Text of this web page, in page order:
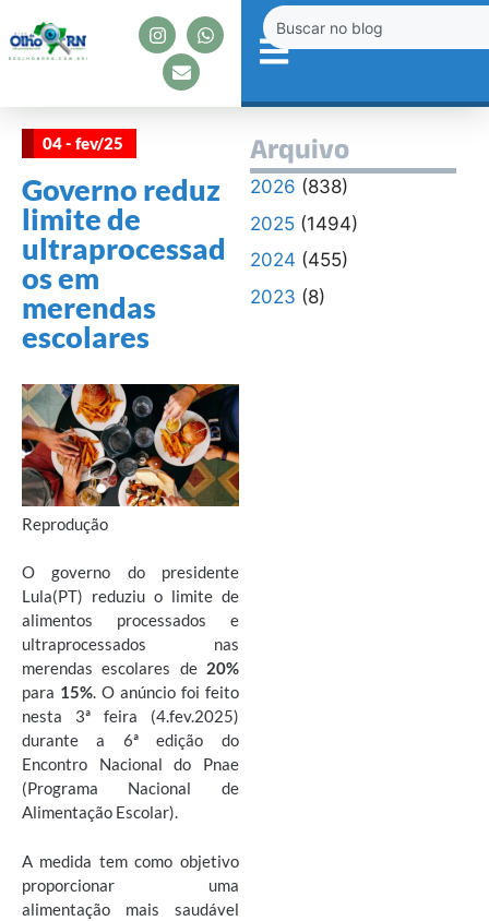
04 - fev/25
Governo reduz
limite de
ultraprocessad
os em
merendas
escolares
Reprodução
O governo do presidente
Lula(PT) reduziu o limite de
alimentos processados e
ultraprocessados nas
merendas escolares de 20%
para 15%. O anúncio foi feito
nesta 3ª feira (4.fev.2025)
durante a 6ª edição do
Encontro Nacional do Pnae
(Programa Nacional de
Alimentação Escolar).
A medida tem como objetivo
proporcionar uma
alimentação mais saudável
Arquivo
2026 (838)
2025(1494)
2024 (455)
2023 (8)